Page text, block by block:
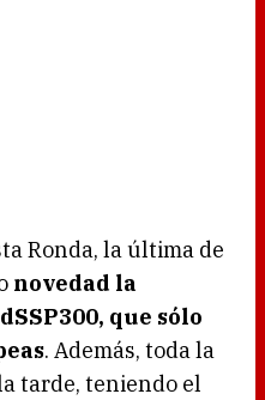
Ronda, la última de
novedad la
que sólo
. Además, toda la
tarde, teniendo el